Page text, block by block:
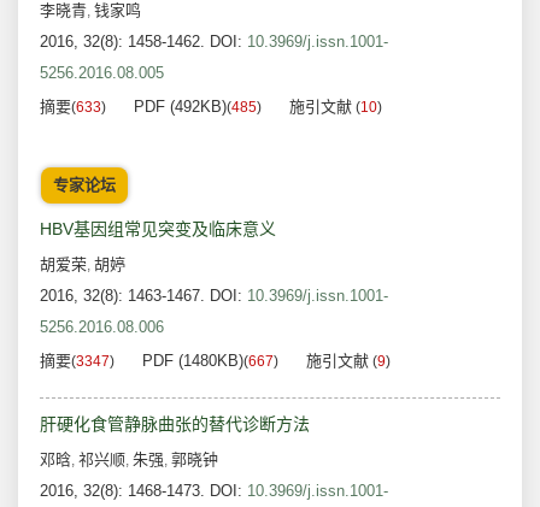
李晓青, 钱家鸣
2016, 32(8): 1458-1462. DOI: 10.3969/j.issn.1001-
5256.2016.08.005
摘要(633) PDF (492KB)(485) 施引文献 (10)
专家论坛
HBV基因组常见突变及临床意义
胡爱荣, 胡婷
2016, 32(8): 1463-1467. DOI: 10.3969/j.issn.1001-
5256.2016.08.006
摘要(3347) PDF (1480KB)(667) 施引文献 (9)
肝硬化食管静脉曲张的替代诊断方法
邓晗, 祁兴顺, 朱强, 郭晓钟
2016, 32(8): 1468-1473. DOI: 10.3969/j.issn.1001-